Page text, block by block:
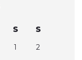
S S
1
2